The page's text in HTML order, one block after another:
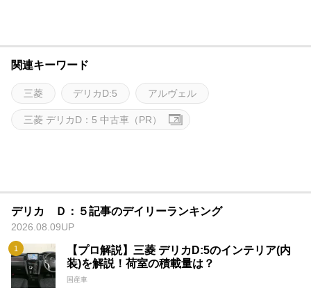
関連キーワード
三菱 デリカD:5 アルヴェル
三菱 デリカD：5 中古車（PR）
デリカ Ｄ：５記事のデイリーランキング
2026.08.09UP
【プロ解説】三菱 デリカD:5のインテリア(内
装)を解説！荷室の積載量は？
国産車